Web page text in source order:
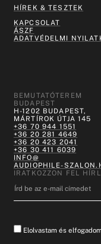
HÍREK & TESZTEK
KAPCSOLAT
ÁSZF
ADATVÉDELMI
BEMUTATÓTEREM
BUDAPEST
H-1202 BUDAPEST,
MÁRTÍROK ÚTJA 145
+36 70 944 1551
+36 20 281 4649
+36 20 423 2041
+36 30 411 6039
INFO@
AUDIOPHILE-
IRATKOZZON FEL
Elolvastam és